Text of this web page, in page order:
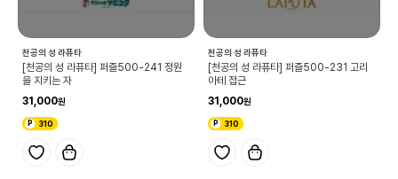
천공의 성 라퓨타
[천공의 성 라퓨타] 퍼즐500-241 정원
을 지키는 자
31,000
310
천공의 성 라퓨타
[천공의 성 라퓨타] 퍼즐500-231 고리
아테 접근
31,000
310